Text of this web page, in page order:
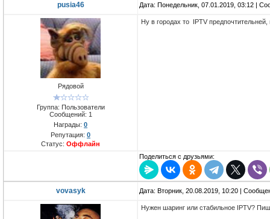
pusia46 Дата: Понедельник, 07.01.2019, 03:12 |
Рядовой
Группа: Пользователи
Сообщений: 1
Награды: 0
Репутация: 0
Статус: Оффлайн
Ну в городах то IPTV
Поделиться с друзьями:
vovasyk Дата: Вторник, 20.08.2019, 10:20 |
Нужен шаринг или стабильное IPTV?